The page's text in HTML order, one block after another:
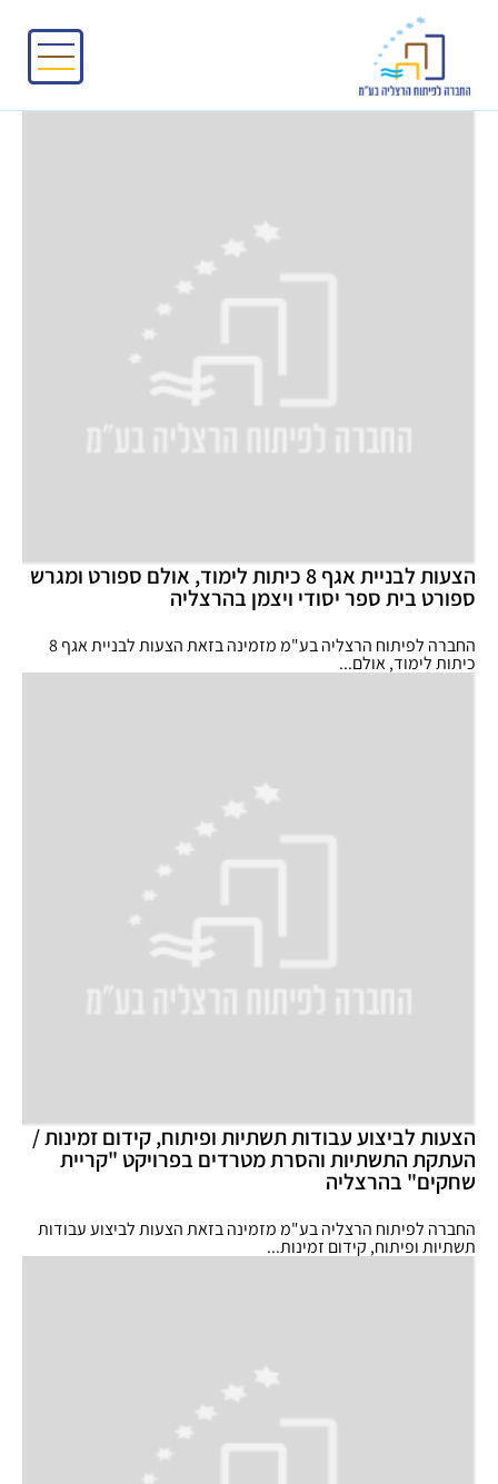
הצעות לבניית אגף 8 כיתות לימוד, אולם ספורט ומגרש
ספורט בית ספר יסודי ויצמן בהרצליה
החברה לפיתוח הרצליה בע"מ מזמינה בזאת הצעות לבניית אגף 8
כיתות לימוד, אולם...
הצעות לביצוע עבודות תשתיות ופיתוח, קידום זמינות /
העתקת התשתיות והסרת מטרדים בפרויקט "קריית
שחקים" בהרצליה
החברה לפיתוח הרצליה בע"מ מזמינה בזאת הצעות לביצוע עבודות
תשתיות ופיתוח, קידום זמינות...